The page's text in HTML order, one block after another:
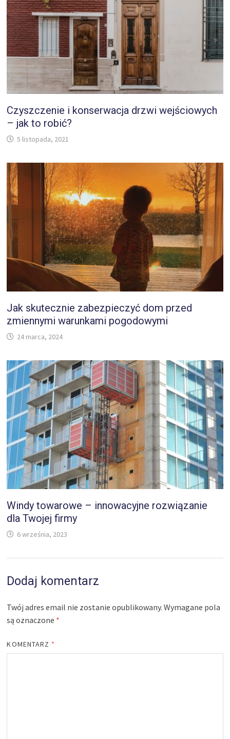
Czyszczenie i konserwacja drzwi wejściowych
– jak to robić?
5 listopada, 2021
Jak skutecznie zabezpieczyć dom przed
zmiennymi warunkami pogodowymi
24 marca, 2024
Windy towarowe – innowacyjne rozwiązanie
dla Twojej firmy
6 września, 2023
Dodaj komentarz
Twój adres email nie zostanie opublikowany. Wymagane pola
są oznaczone *
KOMENTARZ *